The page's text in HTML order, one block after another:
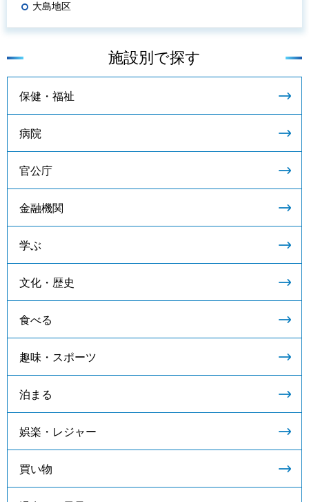
大島地区
施設別で探す
保健・福祉
病院
官公庁
金融機関
学ぶ
文化・歴史
食べる
趣味・スポーツ
泊まる
娯楽・レジャー
買い物